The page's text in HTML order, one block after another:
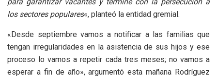
para garantizar vacantes y termine con la persecución a
los sectores populares«, planteó la entidad gremial.
«Desde septiembre vamos a notificar a las familias que
tengan irregularidades en la asistencia de sus hijos y ese
proceso lo vamos a repetir cada tres meses; no vamos a
esperar a fin de año», argumentó esta mañana Rodríguez